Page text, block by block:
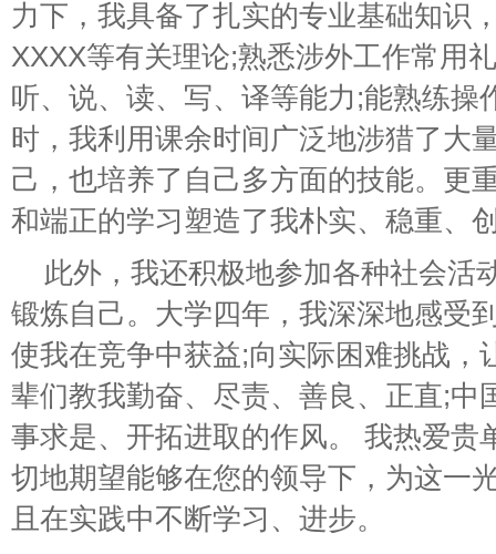
力下，我具备了扎实的专业基础知识
XXXX等有关理论;熟悉涉外工作常用
听、说、读、写、译等能力;能熟练操
时，我利用课余时间广泛地涉猎了大
己，也培养了自己多方面的技能。更
和端正的学习塑造了我朴实、稳重、
此外，我还积极地参加各种社会活
锻炼自己。大学四年，我深深地感受
使我在竞争中获益;向实际困难挑战，
辈们教我勤奋、尽责、善良、正直;中
事求是、开拓进取的作风。 我热爱贵
切地期望能够在您的领导下，为这一
且在实践中不断学习、进步。